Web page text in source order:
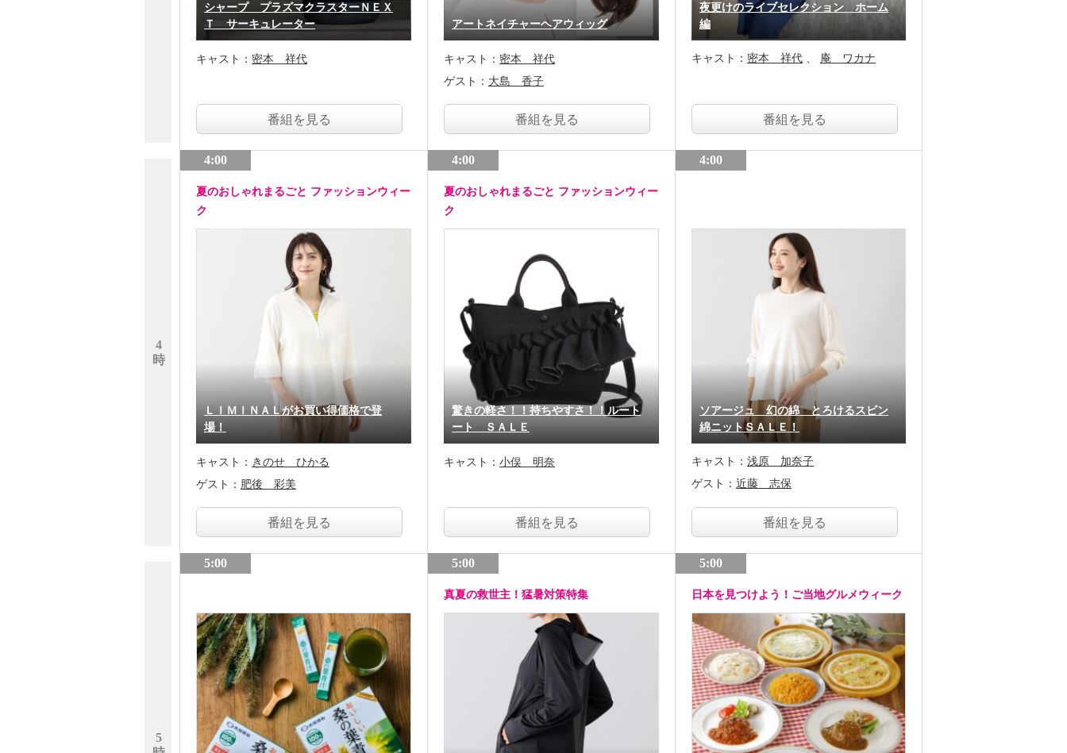
4
時
5
シャープ プラズマクラスターＮＥＸ
Ｔ サーキュレーター
キャスト： 密本 祥代
番組を見る
4:00
夏のおしゃれまるごと ファッションウィー
ク
ＬＩＭＩＮＡＬがお買い得価格で登
場！
キャスト： きのせ ひかる
ゲスト： 肥後 彩美
番組を見る
5:00
アートネイチャーヘアウィッグ
キャスト： 密本 祥代
ゲスト： 大島 香子
番組を見る
4:00
夏のおしゃれまるごと ファッションウィー
ク
驚きの軽さ！！持ちやすさ！！ルート
ート ＳＡＬＥ
キャスト： 小俣 明奈
番組を見る
5:00
真夏の救世主！猛暑対策特集
夜更けのライブセレクション ホーム
編
キャスト： 密本 祥代 庵 ワカナ
番組を見る
4:00
ソアージュ 幻の綿 とろけるスビン
綿ニットＳＡＬＥ！
キャスト： 浅原 加奈子
ゲスト： 近藤 志保
番組を見る
5:00
日本を見つけよう！ご当地グルメウィーク